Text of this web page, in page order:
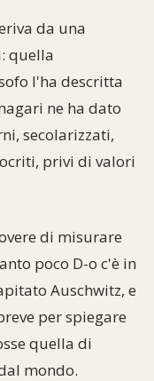
storici
Torah
Torah
simpatia
utili
link
da una
quella
l'ha descritta
ne ha dato
secolarizzati,
privi di valori
di misurare
poco D-o c'è in
Auschwitz, e
per spiegare
quella di
mondo.